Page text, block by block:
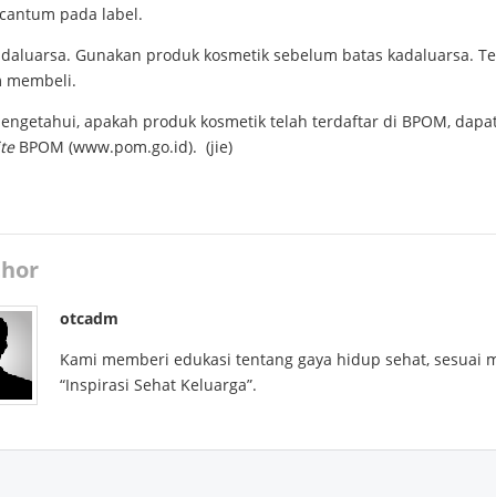
pada label.
Gunakan produk kosmetik sebelum batas kadaluarsa.
membeli.
apakah produk kosmetik telah terdaftar di BPOM,
BPOM (www.pom.go.id). (jie)
otcadm
Kami memberi edukasi tentang gaya hidup sehat, sesuai
“Inspirasi Sehat Keluarga”.